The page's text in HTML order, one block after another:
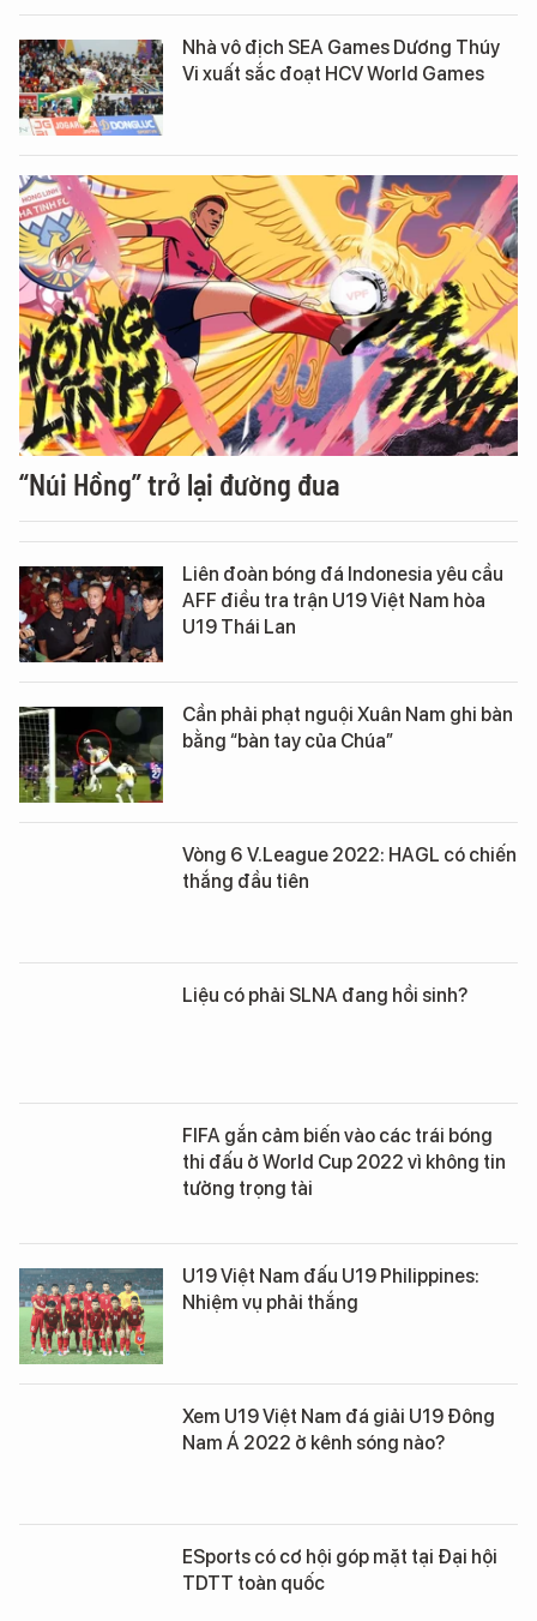
Nhà vô địch SEA Games Dương Thúy
Vi xuất sắc đoạt HCV World Games
“Núi Hồng” trở lại đường đua
Liên đoàn bóng đá Indonesia yêu cầu
AFF điều tra trận U19 Việt Nam hòa
U19 Thái Lan
Cần phải phạt nguội Xuân Nam ghi bàn
bằng “bàn tay của Chúa”
Vòng 6 V.League 2022: HAGL có chiến
thắng đầu tiên
Liệu có phải SLNA đang hồi sinh?
FIFA gắn cảm biến vào các trái bóng
thi đấu ở World Cup 2022 vì không tin
tưởng trọng tài
U19 Việt Nam đấu U19 Philippines:
Nhiệm vụ phải thắng
Xem U19 Việt Nam đá giải U19 Đông
Nam Á 2022 ở kênh sóng nào?
ESports có cơ hội góp mặt tại Đại hội
TDTT toàn quốc